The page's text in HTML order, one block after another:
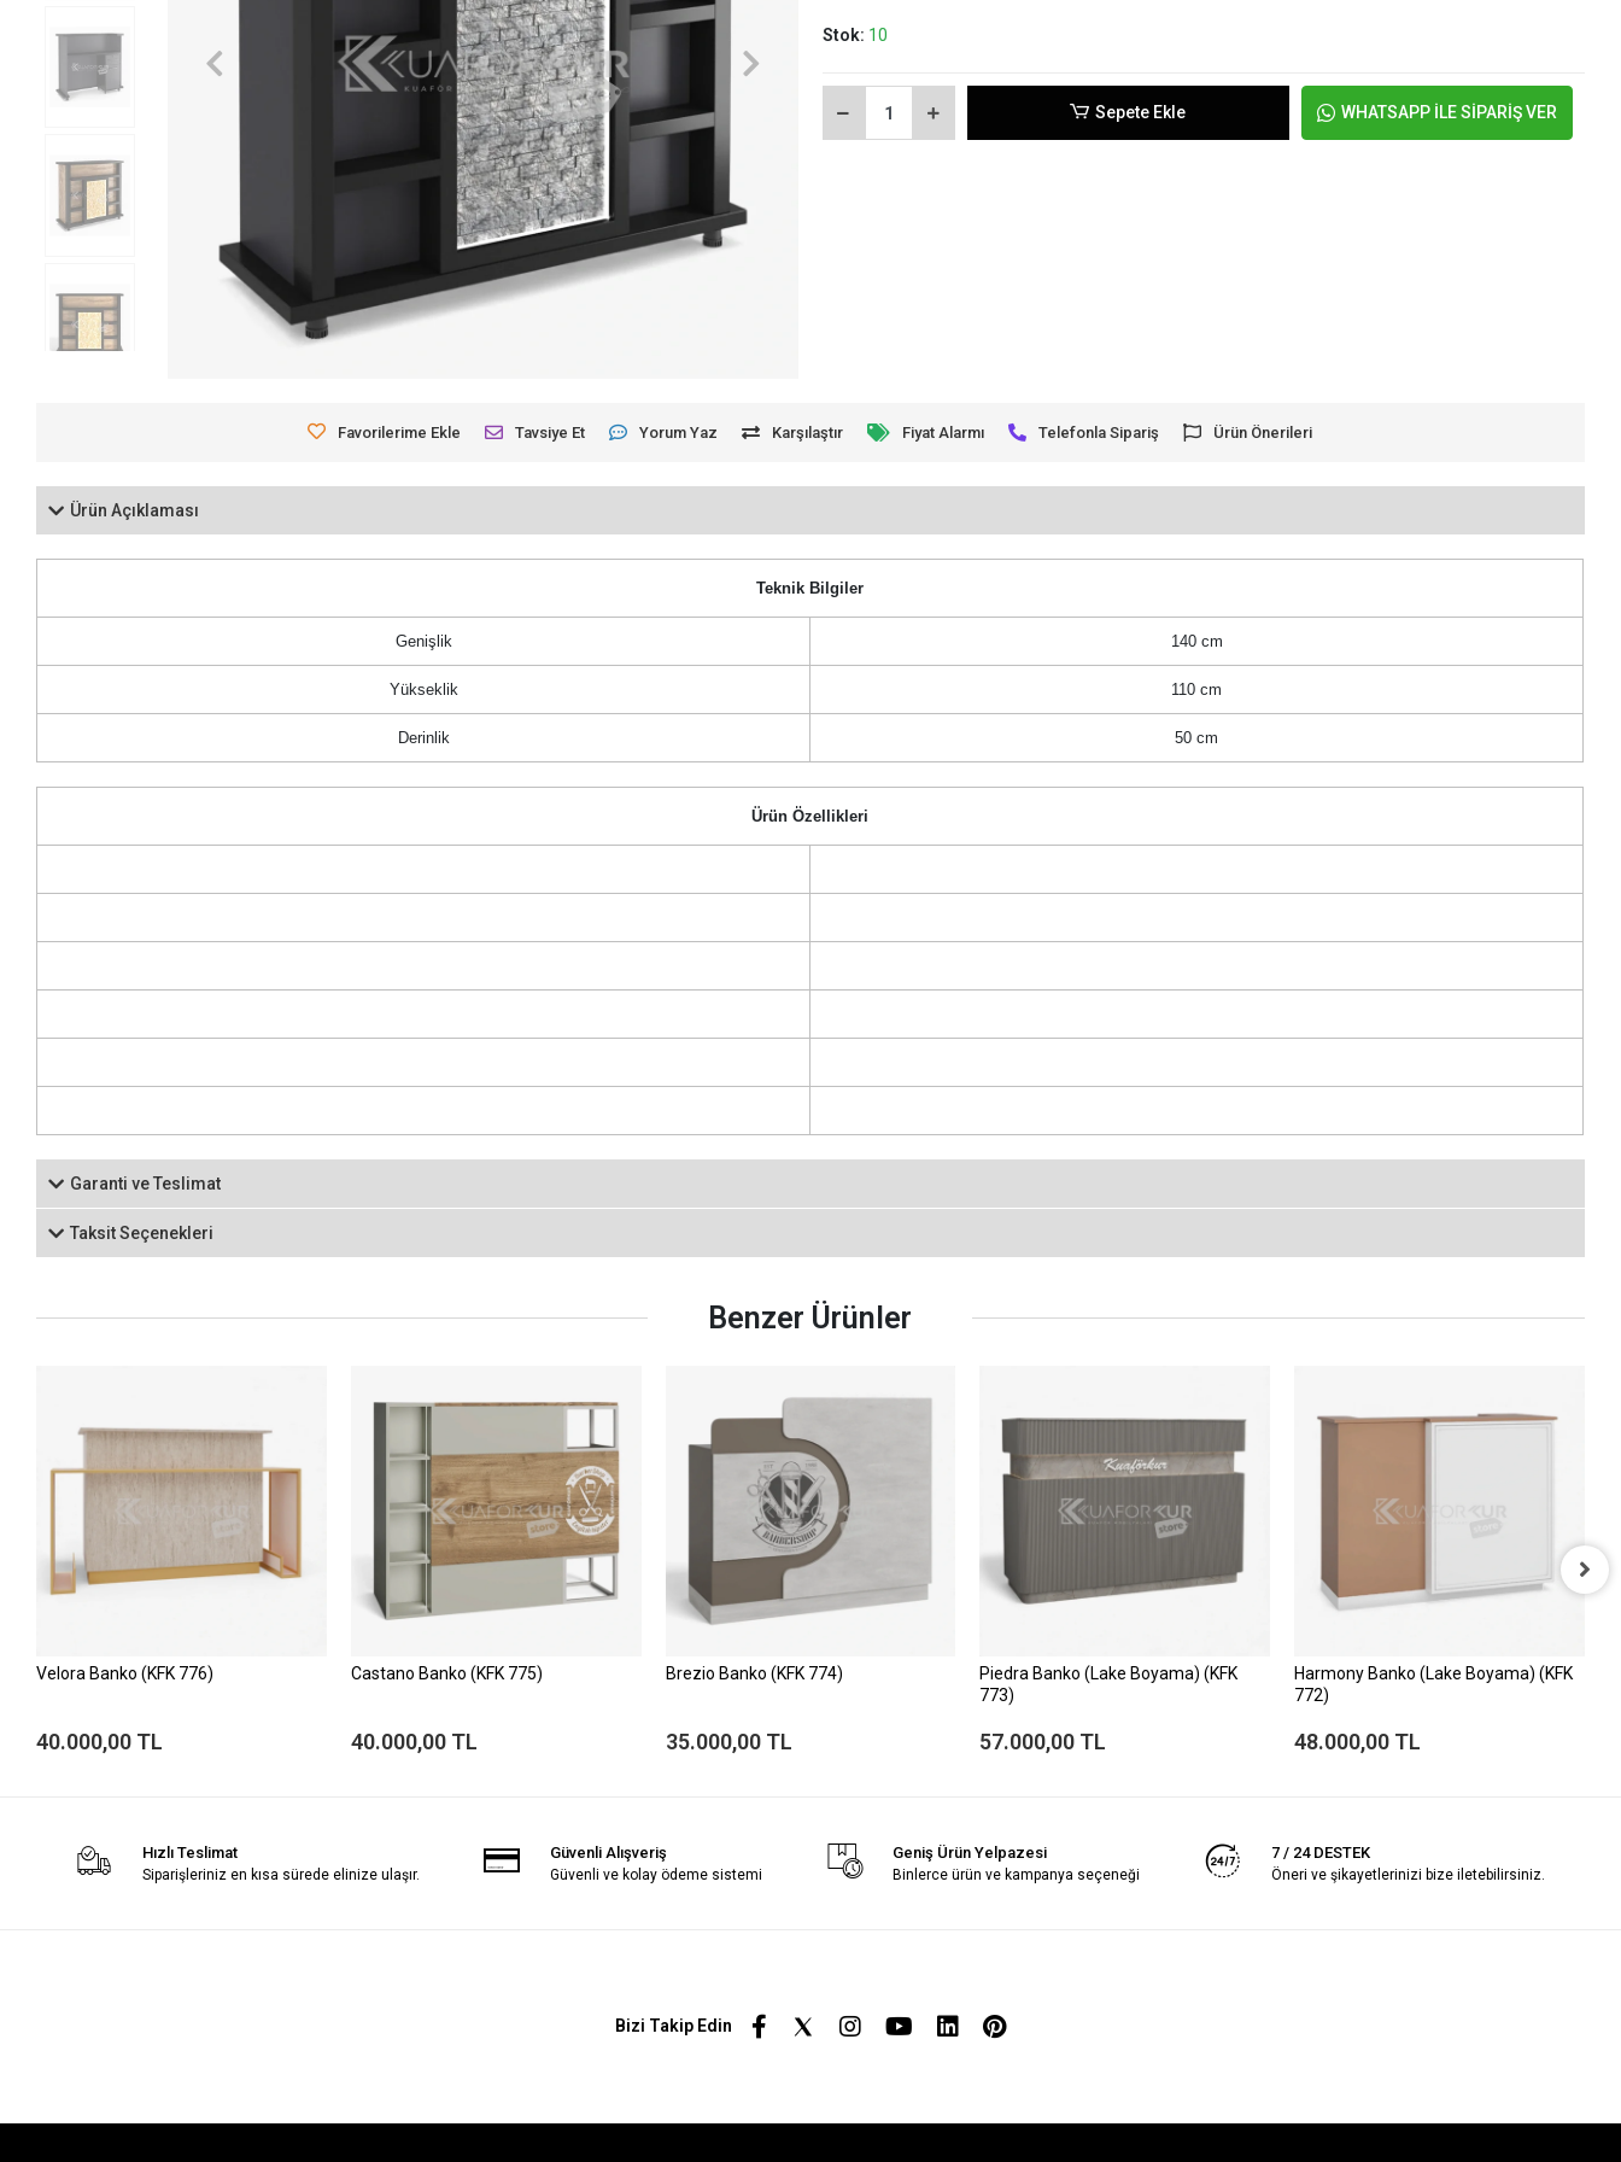
Stok: 10
Sepete Ekle WHATSAPP İLE SİPARİŞ VER
Favorilerime Ekle Tavsiye Et Yorum Yaz Karşılaştır Fiyat Alarmı Telefonla Sipariş Ürün Önerileri
Ürün Açıklaması
Teknik Bilgiler
Genişlik 140 cm
Yükseklik 110 cm
Derinlik 50 cm
Ürün Özellikleri
Garanti ve Teslimat
Taksit Seçenekleri
Benzer Ürünler
Velora Banko (KFK 776)
40.000,00 TL
Castano Banko (KFK 775)
40.000,00 TL
Brezio Banko (KFK 774)
35.000,00 TL
Piedra Banko (Lake Boyama) (KFK
773)
57.000,00 TL
Harmony Banko (Lake Boyama) (KFK
772)
48.000,00 TL
Hızlı Teslimat
Siparişleriniz en kısa sürede elinize ulaşır.
Güvenli Alışveriş
Güvenli ve kolay ödeme sistemi
Geniş Ürün Yelpazesi
Binlerce ürün ve kampanya seçeneği
7 / 24 DESTEK
Öneri ve şikayetlerinizi bize iletebilirsiniz.
Bizi Takip Edin